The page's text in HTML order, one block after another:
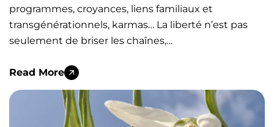
programmes, croyances, liens familiaux et
transgénérationnels, karmas… La liberté n’est pas
seulement de briser les chaînes,…
Read More